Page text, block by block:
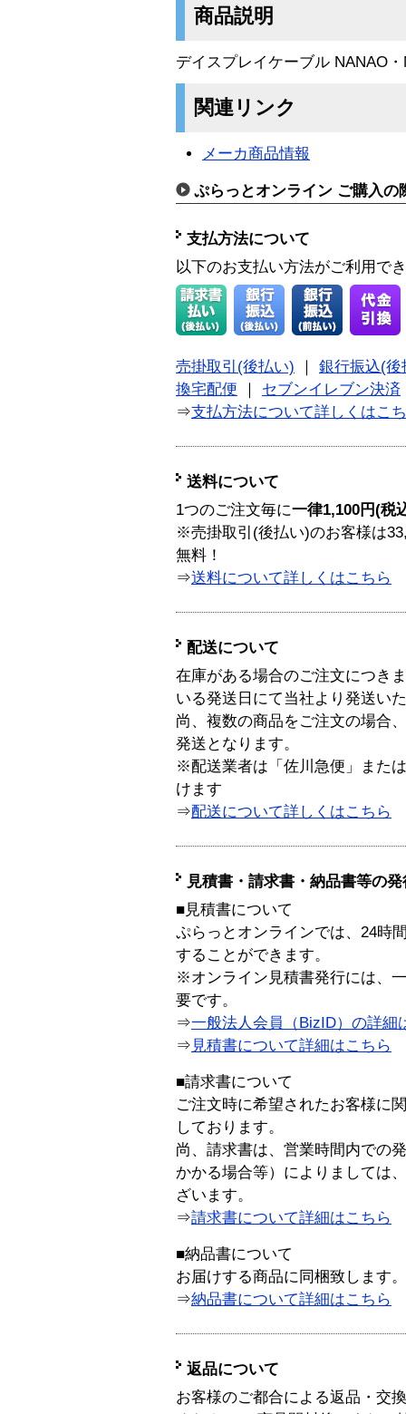
商品説明
デイスプレイケーブル NANAO
関連リンク
メーカ商品情報
ぷらっとオンライン ご購入の
支払方法について
以下のお支払い方法がご利用で
売掛取引(後払い)
銀行振込(後
換宅配便
セブンイレブン決済
⇒支払方法について詳しくはこ
送料について
1つのご注文毎に一律1,100円(税
※売掛取引(後払い)のお客様は
無料！
⇒送料について詳しくはこちら
配送について
在庫がある場合のご注文につき
いる発送日にて当社より発送い
尚、複数の商品をご注文の場合
発送となります。
※配送業者は「佐川急便」また
けます
⇒配送について詳しくはこちら
見積書・請求書・納品書等の
■見積書について
ぷらっとオンラインでは、24時
することができます。
※オンライン見積書発行には、
要です。
⇒一般法人会員（BizID）の詳細
⇒ 見積書について詳細はこちら
■請求書について
ご注文時に希望されたお客様に
しております。
尚、請求書は、営業時間内での
かかる場合等）によりましては
ざいます。
⇒請求書について詳細はこちら
■納品書について
お届けする商品に同梱致します。
⇒納品書について詳細はこちら
返品について
お客様のご都合による返品・交